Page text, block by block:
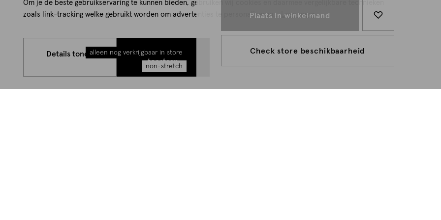
Om je de beste gebruikservaring te kunnen bieden, gebruiken wij cookies en daarmee vergelijkbare technieken
zoals link-tracking welke gebruikt worden om advertenties te personaliseren... Lees meer
Details tonen
Alle cookies
toestaan
alleen nog verkrijgbaar in store
non-stretch
Plaats in winkelmand
Check store beschikbaarheid